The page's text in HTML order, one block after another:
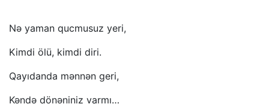
Nə yaman qucmusuz yeri,
Kimdi ölü, kimdi diri.
Qayıdanda mənnən geri,
Kəndə dönəniniz varmı…